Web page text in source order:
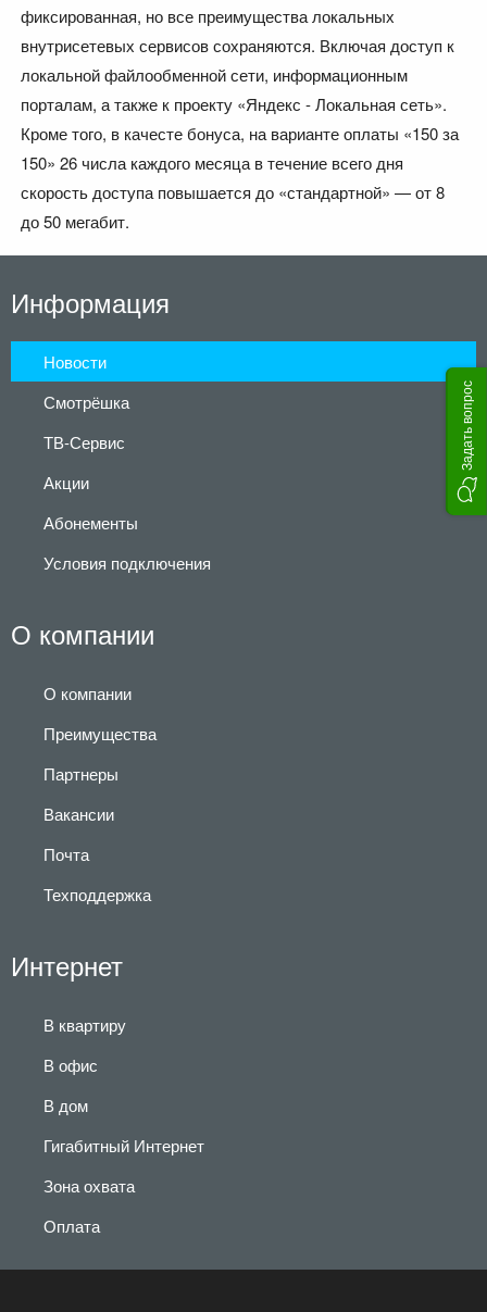
фиксированная, но все преимущества локальных
внутрисетевых сервисов сохраняются. Включая доступ к
локальной файлообменной сети, информационным
порталам, а также к проекту «Яндекс - Локальная сеть».
Кроме того, в качесте бонуса, на варианте оплаты «150 за
150» 26 числа каждого месяца в течение всего дня
скорость доступа повышается до «стандартной» — от 8
до 50 мегабит.
Информация
Новости
Смотрёшка
ТВ-Сервис
Акции
Абонементы
Условия подключения
О компании
О компании
Преимущества
Партнеры
Вакансии
Почта
Техподдержка
Интернет
В квартиру
В офис
В дом
Гигабитный Интернет
Зона охвата
Оплата
Задать вопрос